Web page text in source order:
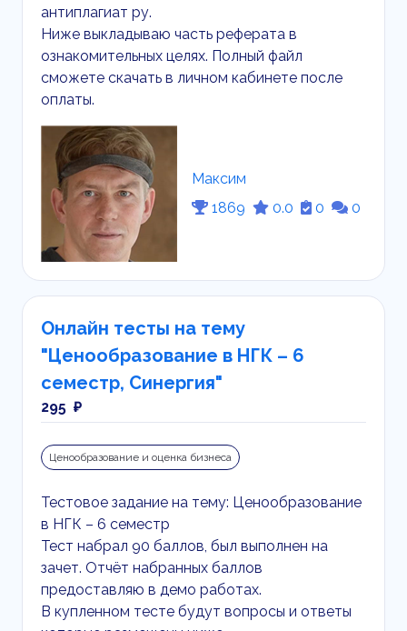
антиплагиат ру.
Ниже выкладываю часть реферата в
ознакомительных целях. Полный файл
сможете скачать в личном кабинете после
оплаты.
Максим
1869
0.0 0 0
Онлайн тесты на тему
"Ценообразование в НГК – 6
семестр, Синергия"
295 ₽
Ценообразование и оценка бизнеса
Тестовое задание на тему: Ценообразование
в НГК – 6 семестр
Тест набрал 90 баллов, был выполнен на
зачет. Отчёт набранных баллов
предоставляю в демо работах.
В купленном тесте будут вопросы и ответы